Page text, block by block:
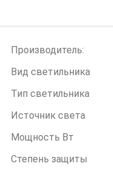
Производитель:
Вид светильника
Тип светильника
Источник света
Мощность Вт
Степень защиты